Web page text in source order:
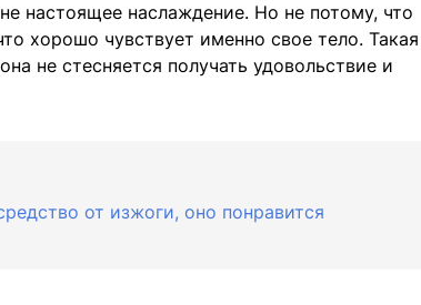
настоящее наслаждение. Но не потому, что
хорошо чувствует именно свое тело. Такая
не стесняется получать удовольствие и
от изжоги, оно понравится